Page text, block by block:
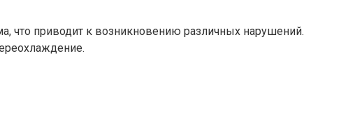
что приводит к возникновению различных нарушений.